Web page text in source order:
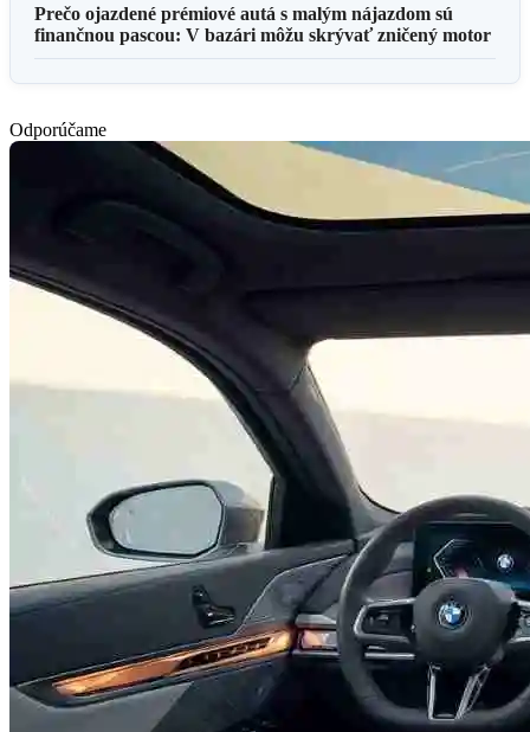
Prečo ojazdené prémiové autá s malým nájazdom sú
finančnou pascou: V bazári môžu skrývať zničený motor
Odporúčame